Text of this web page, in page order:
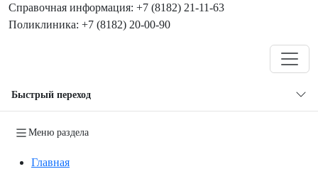
Справочная информация: +7 (8182) 21-11-63
Поликлиника: +7 (8182) 20-00-90
Быстрый переход
Меню раздела
Главная